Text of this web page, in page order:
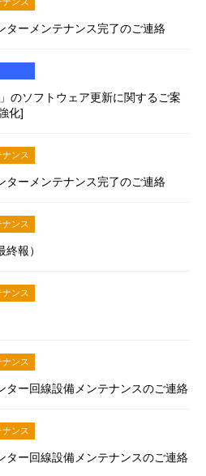
ターメンテナンス完了のご連絡
のソフトウェア更新に関するご案
化]
ンス
ターメンテナンス完了のご連絡
ンス
報）
ンス
ンス
ター回線設備メンテナンスのご連絡
ンス
ター回線設備メンテナンスのご連絡